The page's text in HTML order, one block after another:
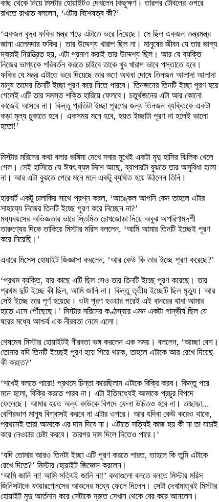
কাছ থেকে নিয়ে মিস্টার হোয়াইটও দেখলেন কিছুক্ষণ। তারপর টেবিলের ওপরে
রাখতে রাখতে বললেন, ‘এটার বিশেষত্ব কী?’
‘একজন বৃদ্ধ ফকির মন্ত্র পড়ে এটাতে ভরে দিয়েছে। সে ছিল একজন তন্ত্রমন্ত্র
জানা এলেমদার ফকির। তার উদ্দেশ্য খারাপ ছিল না। মানুষের জীবন যে তার ভাগ্য
দ্বারাই নিয়ন্ত্রিত হয়, এটা প্রমাণ করাই তার উদ্দেশ্য ছিল। আর যে ব্যক্তি
নিজের ভাগ্যকে পরিবর্তন করতে চাইবে তাকে খুব খারাপ ভাবে পস্তাতে হবে।
ফকির যে মন্ত্র এটাতে ভরে দিয়েছে তার গুণে অথবা দোষে তিনজন আলাদা আলাদা
মানুষ তাদের তিনটি ইচ্ছা পূরণ করে নিতে পারবে। তিনজনের তিনটি ইচ্ছা পূরণ হয়ে
গেলেই এটি তার সমস্ত শক্তি হারিয়ে ফেলবে। চতুর্থজনের এটা আর কোনো
কাজেই আসবে না। কিন্তু প্রতিটা ইচ্ছা পূরণের জন্য তিনজন ব্যক্তিকে একটা
কড়া মূল্য চুকাতে হবে। একসময় মনে হবে, হয়ত ইচ্ছাটা পূরণ না হলেই ভালো
হতো!’
মিস্টার মরিসের কথা বলার ভঙ্গিমা দেখে সবার মুখেই একটা মৃদু হাসির ঝিলিক খেলে
গেল। সেই হাসিতে যে ঈষৎ ব্যঙ্গ মিশে আছে, ব্যাপারটা বুঝতে তার অসুবিধা হলো
না। আর এটা বুঝতে পেরে মনে মনে একটু ব্যথিত হয়ে উঠলেন তিনি।
হারবার্ট একটু চালাকির সাথে প্রশ্ন করল, ‘আঙ্কেল আপনি কেন তাহলে এটার
সাহায্যে নিজের তিনটি ইচ্ছে পূরণ করে নিচ্ছেন না?’
মধ্যবয়সের অভিজ্ঞতার ভারে স্তিমিত চোখজোড়া দিয়ে অবুঝ অপরিণামদর্শী
তারুণ্যের দিকে তাকিয়ে মিস্টার মরিস বললেন, ‘আমি আমার তিনটি ইচ্ছেই পূরণ
করে নিয়েছি।’
এবারে মিসেস হোয়াইট জিজ্ঞাসা করলেন, ‘আর কেউ কি তার ইচ্ছে পূরণ করেছে?’
‘প্রথম ব্যক্তি, যার কাছে এটি ছিল সেও তার তিনটি ইচ্ছে পূরণ করেছে। তার
প্রথম দুটি ইচ্ছে কী ছিল, আমি জানি না। কিন্তু তৃতীয় ইচ্ছেটি ছিল মৃত্যু। আর
সেই ইচ্ছে তার পূর্ণ হয়েছে। ওটা পূরণ হওয়ার পরেই এই বানরের থাবা আমার
হাতে এসে পৌঁছেছে।’ মিস্টার মরিসের কণ্ঠস্বরে এমন একটা গাম্ভীর্য ছিল যে
ঘরের মধ্যে আশ্চর্য এক নীরবতা নেমে এলো।
শেষমেষ মিস্টার হোয়াইটই নীরবতা ভঙ্গ করলেন এক সময়। বললেন, ‘আচ্ছা বেশ।
তোমার যদি তিনটি ইচ্ছেই পূরণ হয়ে গিয়ে থাকে, তাহলে এটাকে আর রেখে দিয়েছ
কী করতে?’
‘শখেই বলতে পারো! প্রথমে চিন্তা করেছিলাম এটাকে বিক্রি করব। কিন্তু পরে
মনে হলো, বিক্রি করতে পারব না। এটা ইতিমধ্যেই আমাকে প্রচুর বিপদে
ফেলেছে। আমার হয়ত অন্য কাউকে বিপদে ফেলা উচিতও হবে না। তাছাড়া...
বেশিরভাগ মানুষ বিশ্বাসই করবে না এটার ওপরে। আর যদিবা কেউ করেও থাকে,
প্রথমেই তারা আমাকে এর দাম দিবে না। এটাতে সত্যিই কাজ হয় কী না তা যাচাই
করে নেওয়ার চেষ্টা করবে। তারপর দাম দিলে দিতেও পারে।’
‘যদি তোমার আরও তিনটা ইচ্ছা এটি পূরণ করতে পারত, তাহলে কি তুমি এটাকে
রেখে দিতে?’ মিস্টার হোয়াইট জিজ্ঞেস করলেন।
‘আমি জানি না! আমি সত্যিই জানি না!’ কথাগুলো বলতে বলতে মিস্টার মরিস
জিনিসটাকে ফায়ারপ্লেসের আগুনের মধ্যে ফেলে দিলেন। সেটা দেখামাত্রই মিস্টার
হোয়াইট মৃদু আর্তনাদ করে সেটাকে দ্রুত সেখান থেকে বের করে আনলেন।